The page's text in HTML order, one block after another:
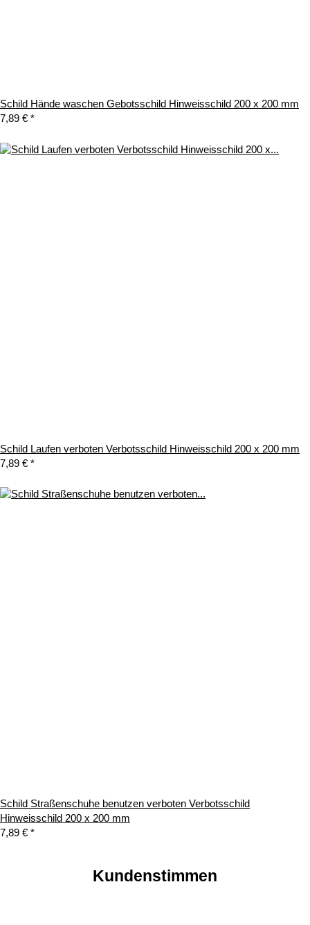
Schild Hände waschen Gebotsschild Hinweisschild 200 x 200 mm
7,89 € *
Schild Laufen verboten Verbotsschild Hinweisschild 200 x 200 mm
7,89 € *
Schild Straßenschuhe benutzen verboten Verbotsschild
Hinweisschild 200 x 200 mm
7,89 € *
Kundenstimmen